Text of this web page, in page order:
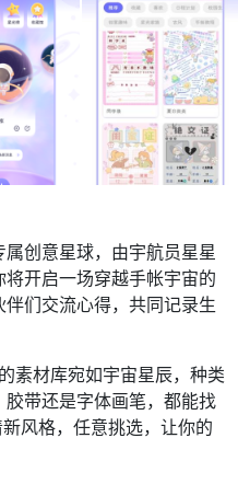
创意星球，由宇航员星星
开启一场穿越手帐宇宙的
们交流心得，共同记录生
素材库宛如宇宙星辰，种类
带还是字体画笔，都能找
风格，任意挑选，让你的